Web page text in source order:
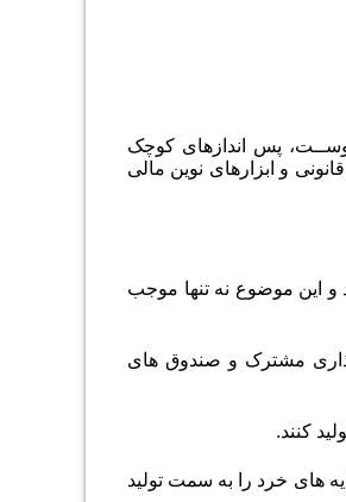
پس اندازهای کوچک
و ابزارهای نوین مالی
و این موضوع نه تنها موجب
مشترک و صندوق های
کنند.
های خرد را به سمت تولید